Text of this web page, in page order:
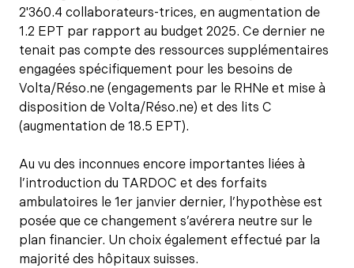
2'360.4 collaborateurs-trices, en augmentation de
1.2 EPT par rapport au budget 2025. Ce dernier ne
tenait pas compte des ressources supplémentaires
engagées spécifiquement pour les besoins de
Volta/Réso.ne (engagements par le RHNe et mise à
disposition de Volta/Réso.ne) et des lits C
(augmentation de 18.5 EPT).
Au vu des inconnues encore importantes liées à
l’introduction du TARDOC et des forfaits
ambulatoires le 1er janvier dernier, l’hypothèse est
posée que ce changement s’avérera neutre sur le
plan financier. Un choix également effectué par la
majorité des hôpitaux suisses.